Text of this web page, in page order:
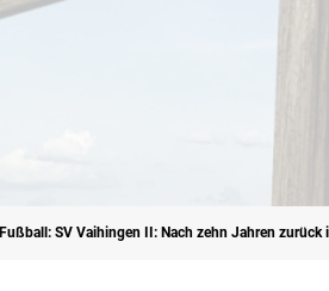
Fußball: SV Vaihingen II: Nach zehn Jahren zurück